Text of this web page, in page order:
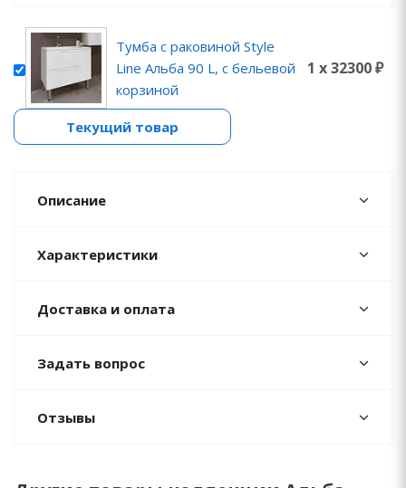
Тумба с раковиной Style
Line Альба 90 L, с бельевой
корзиной
1 x 32300 ₽
Текущий товар
Описание
Характеристики
Доставка и оплата
Задать вопрос
Отзывы